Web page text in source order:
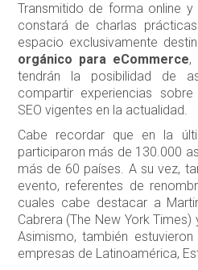
Transmitido de forma online y
constará de charlas
espacio exclusivamente
orgánico para eCommerce,
tendrán la posibilidad de
compartir experiencias
SEO vigentes en la actualidad.
Cabe recordar que en la
participaron más de 130.000
más de 60 países. A su vez,
evento, referentes de
cuales cabe destacar a
Cabrera (The New York Times)
Asimismo, también
empresas de Latinoamérica,